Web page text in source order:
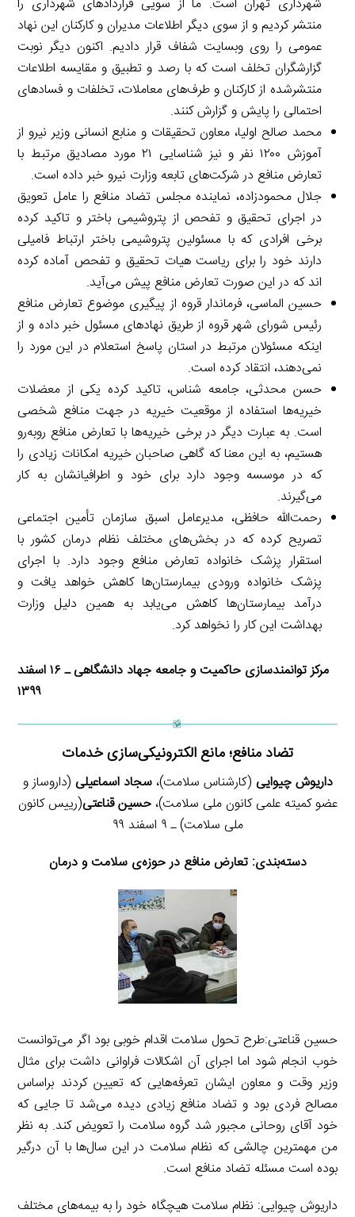
منتشر کردیم و از سوی دیگر اطلاعات مدیران و کارکنان این نهاد
عمومی را روی وبسایت شفاف قرار دادیم. اکنون دیگر نوبت
گزارشگران تخلف است که با رصد و تطبیق و مقایسه اطلاعات
منتشرشده از کارکنان و طرف‌های معاملات، تخلفات و فسادهای
احتمالی را پایش و گزارش کنند.
محمد صالح اولیا، معاون تحقیقات و منابع انسانی وزیر نیرو از
آموزش ۱۲۰۰ نفر و نیز شناسایی ۲۱ مورد مصادیق مرتبط با
تعارض منافع در شرکت‌های تابعه وزارت نیرو خبر داده است.
جلال محمودزاده، نماینده مجلس تضاد منافع را عامل تعویق
در اجرای تحقیق و تفحص از پتروشیمی باختر و تاکید کرده
برخی افرادی که با مسئولین پتروشیمی باختر ارتباط فامیلی
دارند خود را برای ریاست هیات تحقیق و تفحص آماده کرده
اند که در این صورت تعارض منافع پیش می‌آید.
حسین الماسی، فرماندار قروه از پیگیری موضوع تعارض منافع
رئیس شورای شهر قروه از طریق نهادهای مسئول خبر داده و از
اینکه مسئولان مرتبط در استان پاسخ استعلام در این مورد را
نمی‌دهند، انتقاد کرده است.
حسن محدثی، جامعه شناس، تاکید کرده یکی از معضلات
خیریه‌ها استفاده از موقعیت خیریه در جهت منافع شخصی
است. به عبارت دیگر در برخی خیریه‌ها با تعارض منافع روبه‌رو
هستیم، به این معنا که گاهی صاحبان خیریه امکانات زیادی را
که در موسسه وجود دارد برای خود و اطرافیانشان به کار
می‌گیرند.
رحمت‌الله حافظی، مدیرعامل اسبق سازمان تأمین اجتماعی
تصریح کرده که در بخش‌های مختلف نظام درمان کشور با
استقرار پزشک خانواده تعارض منافع وجود دارد. با اجرای
پزشک خانواده ورودی بیمارستان‌ها کاهش خواهد یافت و
درآمد بیمارستان‌ها کاهش می‌یابد به همین دلیل وزارت
بهداشت این کار را نخواهد کرد.
مرکز توانمندسازی حاکمیت و جامعه جهاد دانشگاهی ـ ۱۶ اسفند
۱۳۹۹
تضاد منافع؛ مانع الکترونیکی‌سازی خدمات
داریوش چیوایی (کارشناس سلامت)،سجاد اسماعیلی (داروساز و
عضو کمیته علمی کانون ملی سلامت)،حسین قناعتی(رییس کانون
ملی سلامت) ـ ۹ اسفند ۹۹
دسته‌بندی: تعارض منافع در حوزه‌ی سلامت و درمان
حسین قناعتی:طرح تحول سلامت اقدام خوبی بود اگر می‌توانست
خوب انجام شود اما اجرای آن اشکالات فراوانی داشت برای مثال
وزیر وقت و معاون ایشان تعرفه‌هایی که تعیین کردند براساس
مصالح فردی بود و تضاد منافع زیادی دیده می‌شد تا جایی که
خود آقای روحانی مجبور شد گروه سلامت را تعویض کند. به نظر
من مهمترین چالشی که نظام سلامت در این سال‌ها با آن درگیر
بوده است مسئله تضاد منافع است.
داریوش چیوایی: نظام سلامت هیچگاه خود را به بیمه‌های مختلف